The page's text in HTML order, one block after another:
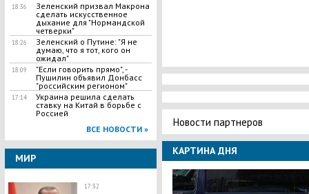
18:36
Зеленский призвал Макрона
сделать искусственное
дыхание для "Нормандской
четверки"
18:26
Зеленский о Путине: "Я не
думаю, что я тот, кого он
ожидал"
18:09
"Если говорить прямо", -
Пушилин объявил Донбасс
"российским регионом"
17:14
Украина решила сделать
ставку на Китай в борьбе с
Россией
ВСЕ НОВОСТИ »
МИР
17:32
Новости партнеров
КАРТИНА ДНЯ